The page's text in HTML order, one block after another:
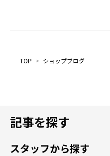
TOP > ショップブログ
記事を探す
スタッフから探す